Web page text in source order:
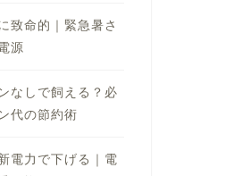
致命的｜緊急暑さ
源
なしで飼える？必
代の節約術
電力で下げる｜電